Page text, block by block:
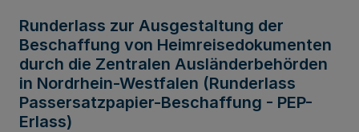
Runderlass zur Ausgestaltung der
Beschaffung von Heimreisedokumenten
durch die Zentralen Ausländerbehörden
in Nordrhein-Westfalen (Runderlass
Passersatzpapier-Beschaffung - PEP-
Erlass)